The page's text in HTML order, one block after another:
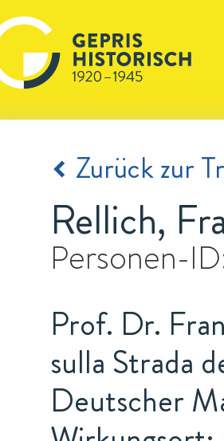
Zurück zur
Rellich,
Personen-
Prof. Dr.
sulla Strada
Deutscher